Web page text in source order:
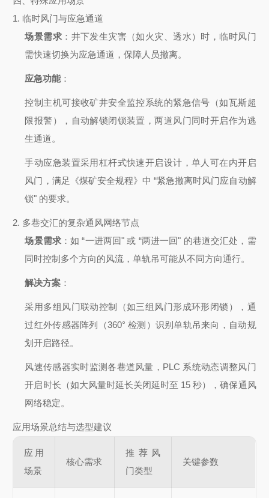
1. 临时风门与应急通道
场景需求 ：井下发生灾害（如火灾、透水）时，临时风门
需快速切换为应急通道，保障人员撤离。
应急功能 ：
控制主机可接收矿井安全监控系统的紧急信号（如瓦斯超
限报警），自动解锁闭锁装置，两道风门同时开启作为逃
生通道。
手动应急装置采用杠杆式快速开启设计，单人可在内开启
风门，满足《煤矿安全规程》中 “紧急撤离时风门应自动解
锁" 的要求。
2. 多巷交汇的复杂通风网络节点
场景需求 ：如 “一进两回" 或 “两进一回" 的巷道交汇处，需
同时控制多个方向的风流，单轨吊可能从不同方向通行。
解决方案 ：
采用多组风门联动控制（如三组风门形成环形闭锁），通
过红外传感器阵列（360° 检测）识别单轨吊来向，自动规
划开启路径。
风速传感器实时监测各巷道风量，PLC 系统动态调整风门
开启时长（如大风量时延长关闭延时至 15 秒），确保通风
网络稳定。
应用场景总结与选型建议
应用
场景
核心需求
推荐风
门类型
关键参数